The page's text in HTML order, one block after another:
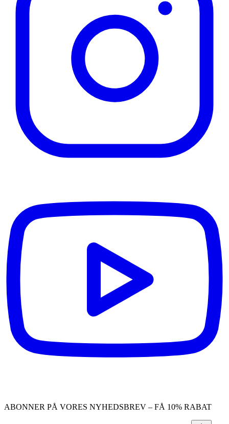
ABONNER PÅ VORES NYHEDSBREV – FÅ 10% RABAT